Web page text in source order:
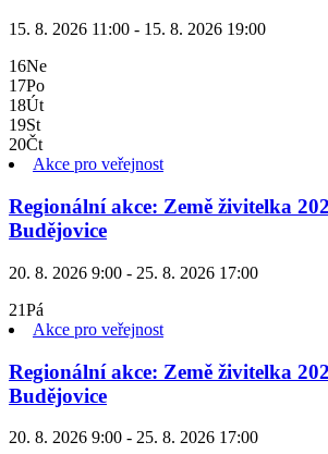
15. 8. 2026 11:00 - 15. 8. 2026 19:00
16Ne
17Po
18Út
19St
20Čt
Akce pro veřejnost
Regionální akce: Země živitelka
Budějovice
20. 8. 2026 9:00 - 25. 8. 2026 17:00
21Pá
Akce pro veřejnost
Regionální akce: Země živitelka
Budějovice
20. 8. 2026 9:00 - 25. 8. 2026 17:00